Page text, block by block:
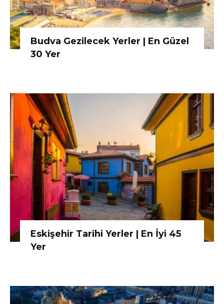
Budva Gezilecek Yerler | En Güzel
30 Yer
Eskişehir Tarihi Yerler | En İyi 45
Yer